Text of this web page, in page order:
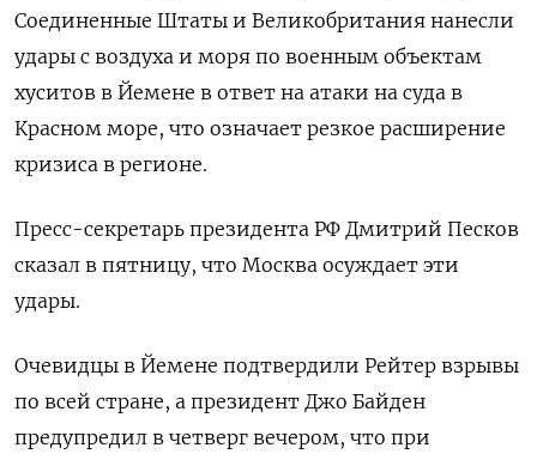
Соединенные Штаты и Великобритания нанесли
удары с воздуха и моря по военным объектам
хуситов в Йемене в ответ на атаки на суда в
Красном море, что означает резкое расширение
кризиса в регионе.
Пресс-секретарь президента РФ Дмитрий Песков
сказал в пятницу, что Москва осуждает эти
удары.
Очевидцы в Йемене подтвердили Рейтер взрывы
по всей стране, а президент Джо Байден
предупредил в четверг вечером, что при